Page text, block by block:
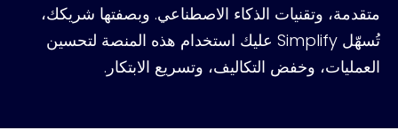
متقدمة، وتقنيات الذكاء الاصطناعي. وبصفتها شريكك،
تُسهّل Simplify عليك استخدام هذه المنصة لتحسين
العمليات، وخفض التكاليف، وتسريع الابتكار.